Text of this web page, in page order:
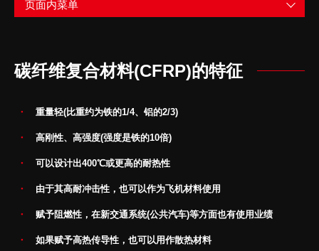
页面内菜单
碳纤维复合材料(CFRP)的特征
重量轻(比重约为铁的1/4、铝的2/3)
高刚性、高强度(强度是铁的10倍)
可以设计出400℃或更高的耐热性
由于其高耐冲击性，也可以作为飞机材料使用
赋予阻燃性，在新交通系统(公共汽车)等方面也有使用业绩
如果赋予高热传导性，也可以用作散热材料